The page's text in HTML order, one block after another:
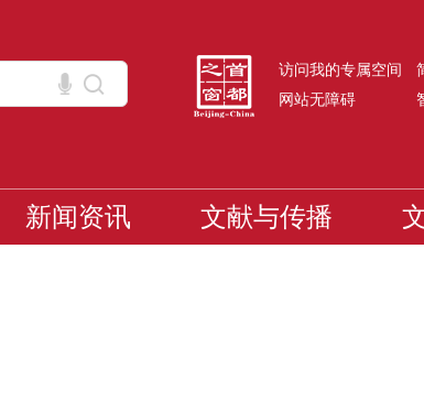
访问我的专属空间
网站无障碍
新闻资讯 文献与传播